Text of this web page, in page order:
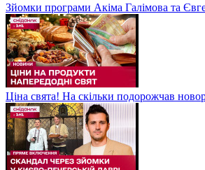
Зйомки програми Акіма Галімова та
Ціна свята! На скільки подорожчав